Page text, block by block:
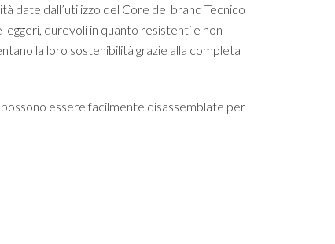
date dall’utilizzo del Core del brand Tecnico
durevoli in quanto resistenti e non
la loro sostenibilità grazie alla completa
essere facilmente disassemblate per